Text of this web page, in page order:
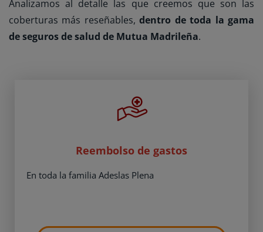
Analizamos al detalle las que creemos que son las
coberturas más reseñables,dentro de toda la gama
de seguros de salud de Mutua Madrileña.
Reembolso de gastos
En toda la familia Adeslas Plena